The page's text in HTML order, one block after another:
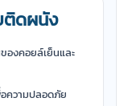
ติดผนัง
องคอยล์เย็นและ
ความปลอดภัย